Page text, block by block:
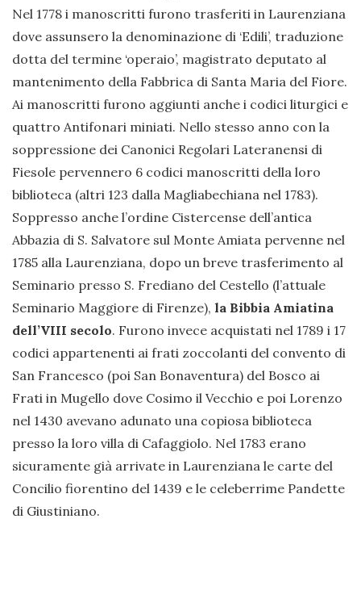
Nel 1778 i manoscritti furono trasferiti in Laurenziana
dove assunsero la denominazione di ‘Edili’, traduzione
dotta del termine ‘operaio’, magistrato deputato al
mantenimento della Fabbrica di Santa Maria del Fiore.
Ai manoscritti furono aggiunti anche i codici liturgici e
quattro Antifonari miniati. Nello stesso anno con la
soppressione dei Canonici Regolari Lateranensi di
Fiesole pervennero 6 codici manoscritti della loro
biblioteca (altri 123 dalla Magliabechiana nel 1783).
Soppresso anche l’ordine Cistercense dell’antica
Abbazia di S. Salvatore sul Monte Amiata pervenne nel
1785 alla Laurenziana, dopo un breve trasferimento al
Seminario presso S. Frediano del Cestello (l’attuale
Seminario Maggiore di Firenze), la Bibbia Amiatina
dell’VIII secolo. Furono invece acquistati nel 1789 i 17
codici appartenenti ai frati zoccolanti del convento di
San Francesco (poi San Bonaventura) del Bosco ai
Frati in Mugello dove Cosimo il Vecchio e poi Lorenzo
nel 1430 avevano adunato una copiosa biblioteca
presso la loro villa di Cafaggiolo. Nel 1783 erano
sicuramente già arrivate in Laurenziana le carte del
Concilio fiorentino del 1439 e le celeberrime Pandette
di Giustiniano.